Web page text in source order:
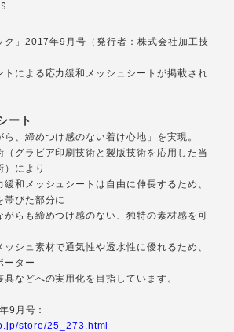
ク」2017年9月号（発行者：株式会社加工技
トによる応力緩和メッシュシートが掲載され
ート
ら、締めつけ感のない着け心地」を実現。
（グラビア印刷技術と製版技術を応用した当
）により
和メッシュシートは自由に伸長するため、
帯びた部分に
がらも締めつけ感のない、独特の素材感を可
シュ素材で通気性や透水性に優れるため、
ーター
などへの実用化を目指しています。
9月号：
store/25_273.html